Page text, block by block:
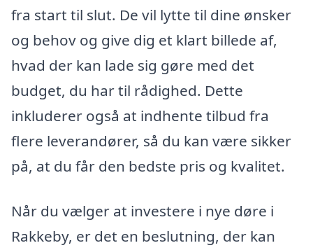
fra start til slut. De vil lytte til dine ønsker
og behov og give dig et klart billede af,
hvad der kan lade sig gøre med det
budget, du har til rådighed. Dette
inkluderer også at indhente tilbud fra
flere leverandører, så du kan være sikker
på, at du får den bedste pris og kvalitet.
Når du vælger at investere i nye døre i
Rakkeby, er det en beslutning, der kan